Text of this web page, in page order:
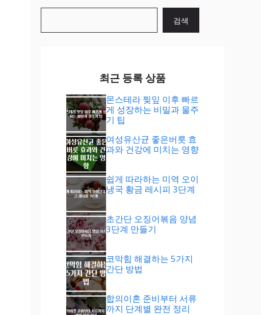
검색
최근 등록 상품
몬스테라 찢잎 이후 빠르
게 성장하는 비밀과 물주
기 팁
여성유산균 좋은버릇 효
과와 건강에 미치는 영향
쉽게 따라하는 미역 오이
냉국 황금 레시피 3단계
초간단 오징어볶음 양념
3단계 만들기
코막힘 해결하는 5가지
간단 방법
합의이혼 준비부터 서류
까지 단계별 완전 정리